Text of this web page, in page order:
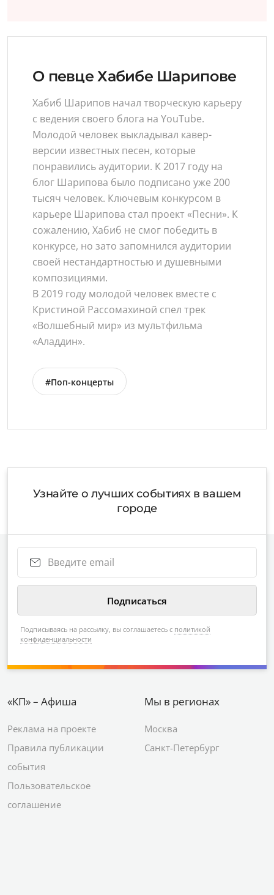
О певце Хабибе Шарипове
Хабиб Шарипов начал творческую карьеру
с ведения своего блога на YouTube.
Молодой человек выкладывал кавер-
версии известных песен, которые
понравились аудитории. К 2017 году на
блог Шарипова было подписано уже 200
тысяч человек. Ключевым конкурсом в
карьере Шарипова стал проект «Песни». К
сожалению, Хабиб не смог победить в
конкурсе, но зато запомнился аудитории
своей нестандартностью и душевными
композициями.
В 2019 году молодой человек вместе с
Кристиной Рассомахиной спел трек
«Волшебный мир» из мультфильма
«Аладдин».
#Поп-концерты
Узнайте о лучших событиях в вашем
городе
Подписываясь на рассылку, вы соглашаетесь с политикой
конфиденциальности
«КП» – Афиша
Реклама на проекте
Правила публикации
события
Пользовательское
соглашение
Мы в регионах
Москва
Санкт-Петербург